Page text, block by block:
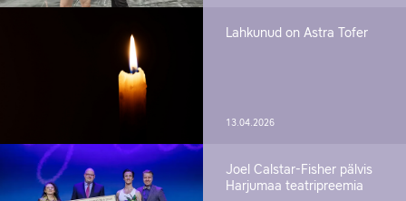
Lahkunud on Astra Tofer
13.04.2026
Joel Calstar-Fisher pälvis
Harjumaa teatripreemia